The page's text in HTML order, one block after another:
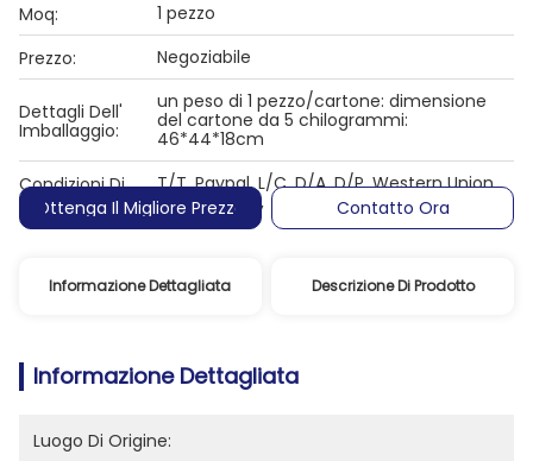
Moq:
1 pezzo
Prezzo:
Negoziabile
Dettagli Dell'
Imballaggio:
un peso di 1 pezzo/cartone: dimensione
del cartone da 5 chilogrammi:
46*44*18cm
Condizioni Di
Pagamento:
T/T, Paypal, L/C, D/A, D/P, Western Union,
MoneyGram,
Ottenga Il Migliore Prezzo Contatto Ora
Informazione Dettagliata Descrizione Di Prodotto
Informazione Dettagliata
Luogo Di Origine: